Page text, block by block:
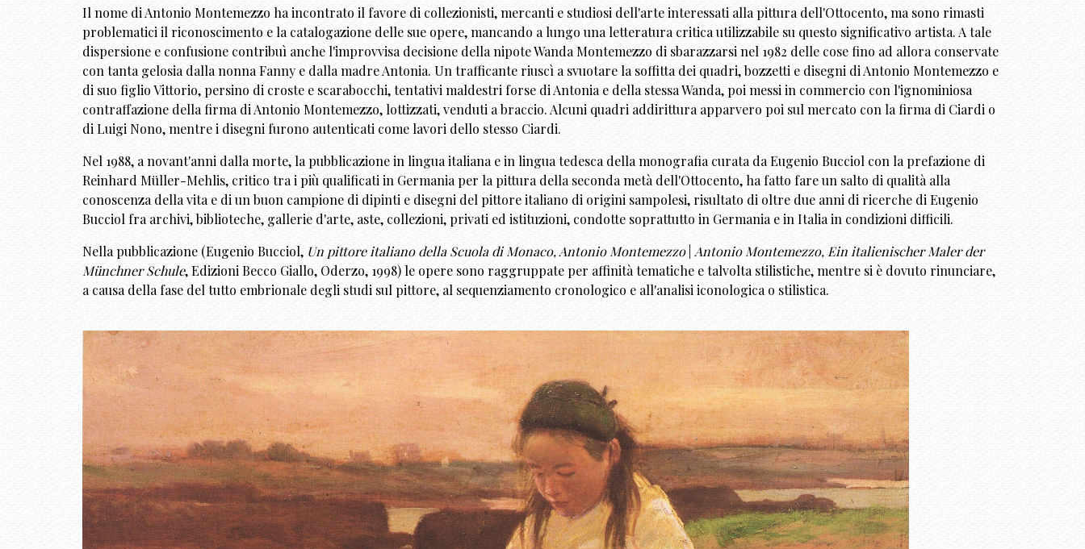
Il nome di Antonio Montemezzo ha incontrato il favore di collezionisti, mercanti e studiosi dell'arte interessati alla pittura dell'Ottocento, ma sono rimasti
problematici il riconoscimento e la catalogazione delle sue opere, mancando a lungo una letteratura critica utilizzabile su questo significativo artista. A tale
dispersione e confusione contribuì anche l'improvvisa decisione della nipote Wanda Montemezzo di sbarazzarsi nel 1982 delle cose fino ad allora conservate
con tanta gelosia dalla nonna Fanny e dalla madre Antonia. Un trafficante riuscì a svuotare la soffitta dei quadri, bozzetti e disegni di Antonio Montemezzo e
di suo figlio Vittorio, persino di croste e scarabocchi, tentativi maldestri forse di Antonia e della stessa Wanda, poi messi in commercio con l'ignominiosa
contraffazione della firma di Antonio Montemezzo, lottizzati, venduti a braccio. Alcuni quadri addirittura apparvero poi sul mercato con la firma di Ciardi o
di Luigi Nono, mentre i disegni furono autenticati come lavori dello stesso Ciardi.
Nel 1988, a novant'anni dalla morte, la pubblicazione in lingua italiana e in lingua tedesca della monografia curata da Eugenio Bucciol con la prefazione di
Reinhard Müller-Mehlis, critico tra i più qualificati in Germania per la pittura della seconda metà dell'Ottocento, ha fatto fare un salto di qualità alla
conoscenza della vita e di un buon campione di dipinti e disegni del pittore italiano di origini sampolesi, risultato di oltre due anni di ricerche di Eugenio
Bucciol fra archivi, biblioteche, gallerie d'arte, aste, collezioni, privati ed istituzioni, condotte soprattutto in Germania e in Italia in condizioni difficili.
Nella pubblicazione (Eugenio Bucciol, Un pittore italiano della Scuola di Monaco, Antonio Montemezzo| Antonio Montemezzo, Ein italienischer Maler der
Münchner Schule, Edizioni Becco Giallo, Oderzo, 1998) le opere sono raggruppate per affinità tematiche e talvolta stilistiche, mentre si è dovuto rinunciare,
a causa della fase del tutto embrionale degli studi sul pittore, al sequenziamento cronologico e all'analisi iconologica o stilistica.